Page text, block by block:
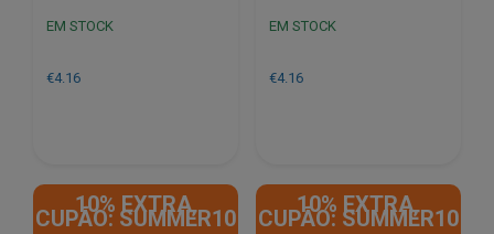
EM STOCK
€4.16
EM STOCK
€4.16
10% EXTRA,
CUPÃO: SUMMER10
10% EXTRA,
CUPÃO: SUMMER10